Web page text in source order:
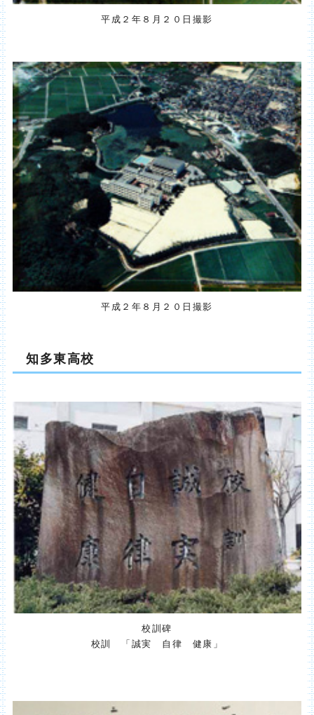
平成２年８月２０日撮影
平成２年８月２０日撮影
知多東高校
校訓碑
校訓 「誠実 自律 健康」